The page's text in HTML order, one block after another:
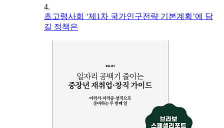
4.
초고령사회 ‘제1차 국가인구전략 기본계획’에 담
길 정책은